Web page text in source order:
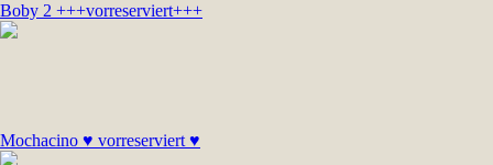
Boby 2 +++vorreserviert+++
Mochacino ♥ vorreserviert ♥